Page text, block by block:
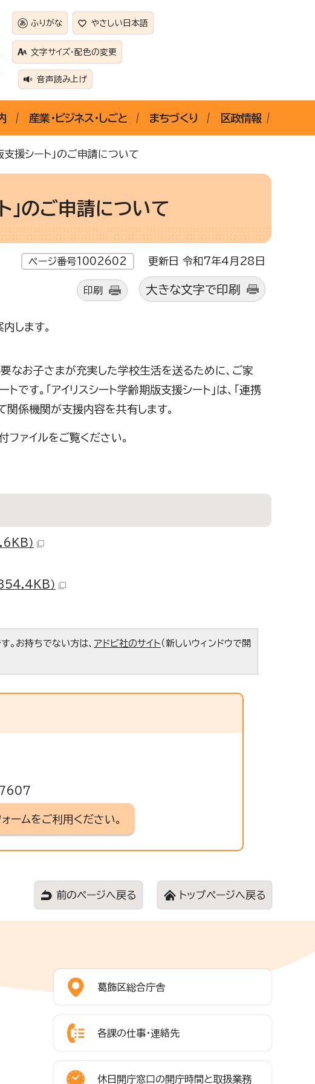
ふりがな やさしい日本語
文字サイズ・配色の変更
音声読み上げ
産業・ビジネス・しごと まちづくり 区政情報
支援シート」のご申請について
」のご申請について
ページ番号1002602 更新日 令和7年4月28日
印刷 大きな文字で印刷
します。
要なお子さまが充実した学校生活を送るために、ご家
です。「アイリスシート学齢期版支援シート」は、「連携
関係機関が支援内容を共有します。
ファイルをご覧ください。
）
）
お持ちでない方は、 アドビ社のサイト（新しいウィンドウで開
ームをご利用ください。
前のページへ戻る トップページへ戻る
葛飾区総合庁舎
各課の仕事・連絡先
休日開庁窓口の開庁時間と取扱業務